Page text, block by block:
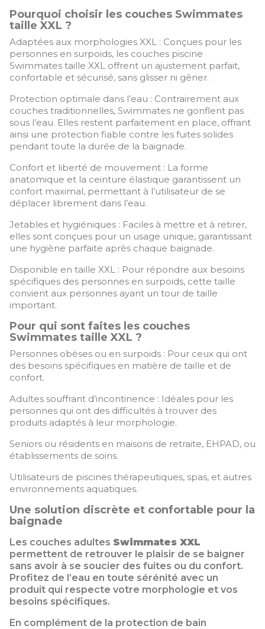
Pourquoi choisir les couches Swimmates
taille XXL ?
Adaptées aux morphologies XXL : Conçues pour les
personnes en surpoids, les couches piscine
Swimmates taille XXL offrent un ajustement parfait,
confortable et sécurisé, sans glisser ni gêner.
Protection optimale dans l’eau : Contrairement aux
couches traditionnelles, Swimmates ne gonflent pas
sous l’eau. Elles restent parfaitement en place, offrant
ainsi une protection fiable contre les fuites solides
pendant toute la durée de la baignade.
Confort et liberté de mouvement : La forme
anatomique et la ceinture élastique garantissent un
confort maximal, permettant à l’utilisateur de se
déplacer librement dans l’eau.
Jetables et hygiéniques : Faciles à mettre et à retirer,
elles sont conçues pour un usage unique, garantissant
une hygiène parfaite après chaque baignade.
Disponible en taille XXL : Pour répondre aux besoins
spécifiques des personnes en surpoids, cette taille
convient aux personnes ayant un tour de taille
important.
Pour qui sont faites les couches
Swimmates taille XXL ?
Personnes obèses ou en surpoids : Pour ceux qui ont
des besoins spécifiques en matière de taille et de
confort.
Adultes souffrant d’incontinence : Idéales pour les
personnes qui ont des difficultés à trouver des
produits adaptés à leur morphologie.
Seniors ou résidents en maisons de retraite, EHPAD, ou
établissements de soins.
Utilisateurs de piscines thérapeutiques, spas, et autres
environnements aquatiques.
Une solution discrète et confortable pour la
baignade
Les couches adultes Swimmates XXL
permettent de retrouver le plaisir de se baigner
sans avoir à se soucier des fuites ou du confort.
Profitez de l’eau en toute sérénité avec un
produit qui respecte votre morphologie et vos
besoins spécifiques.
En complément de la protection de bain